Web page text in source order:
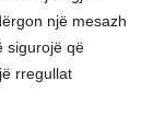
një mesazh
sigurojë që
rregullat